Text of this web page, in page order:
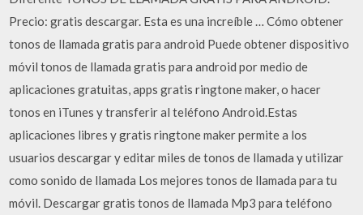
Precio: gratis descargar. Esta es una increíble … Cómo obtener
tonos de llamada gratis para android Puede obtener dispositivo
móvil tonos de llamada gratis para android por medio de
aplicaciones gratuitas, apps gratis ringtone maker, o hacer
tonos en iTunes y transferir al teléfono Android.Estas
aplicaciones libres y gratis ringtone maker permite a los
usuarios descargar y editar miles de tonos de llamada y utilizar
como sonido de llamada Los mejores tonos de llamada para tu
móvil. Descargar gratis tonos de llamada Mp3 para teléfono